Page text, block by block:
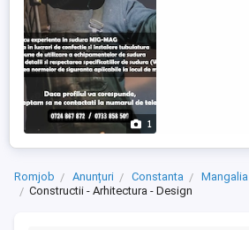
1
Romjob Anunțuri Constanta Mangalia
Constructii - Arhitectura - Design